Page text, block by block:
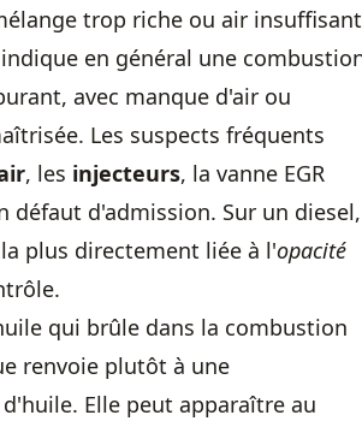
trop riche ou air insuffisant
en général une
avec manque d'air ou
Les suspects fréquents
, les injecteurs, la vanne EGR
défaut d'admission. Sur un diesel,
plus directement liée à l'opacité
qui brûle dans la combustion
renvoie plutôt à une
Elle peut apparaître au